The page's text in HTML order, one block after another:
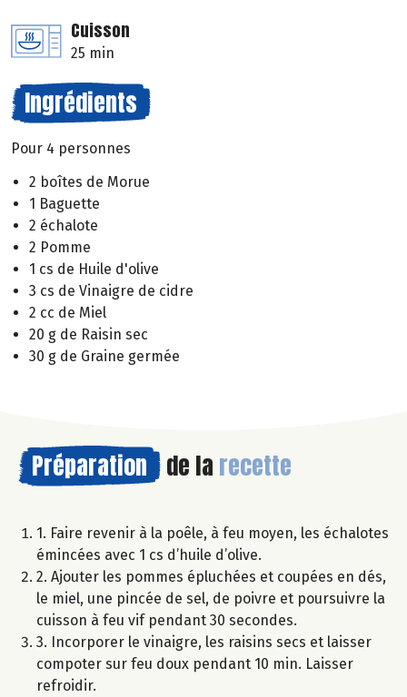
Cuisson
25 min
Ingrédients
Pour 4 personnes
2 boîtes de Morue
1 Baguette
2 échalote
2 Pomme
1 cs de Huile d'olive
3 cs de Vinaigre de cidre
2 cc de Miel
20 g de Raisin sec
30 g de Graine germée
Préparation de la recette
1. Faire revenir à la poêle, à feu moyen, les échalotes
émincées avec 1 cs d’huile d’olive.
2. Ajouter les pommes épluchées et coupées en dés,
le miel, une pincée de sel, de poivre et poursuivre la
cuisson à feu vif pendant 30 secondes.
3. Incorporer le vinaigre, les raisins secs et laisser
compoter sur feu doux pendant 10 min. Laisser
refroidir.